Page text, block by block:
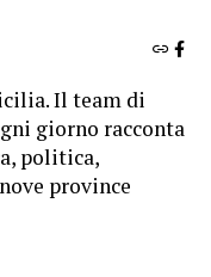
Il team di
giorno racconta
politica,
province